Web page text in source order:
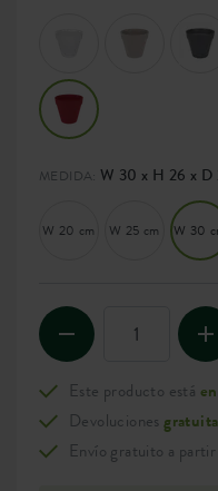
MEDIDA: W 30 x H 26 x D
W 20 cm W 25 cm W 30
Este producto está
Devoluciones
Envío gratuito a